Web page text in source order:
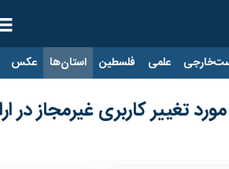
علمی فلسطین استان‌ها عکس